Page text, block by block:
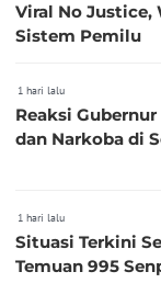
Viral No Justice,
Sistem Pemilu
1 hari lalu
Reaksi Gubernur DKI Ada 995
dan Narkoba di
1 hari lalu
Situasi Terkini
Temuan 995